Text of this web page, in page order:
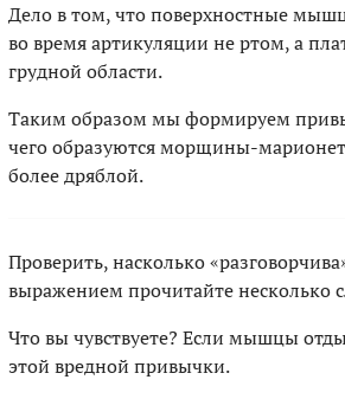
Дело в том, что поверхностные
во время артикуляции не ртом, а
грудной области.
Таким образом мы формируем
чего образуются морщины-
более дряблой.
Проверить, насколько
выражением прочитайте несколько
Что вы чувствуете? Если мышцы
этой вредной привычки.